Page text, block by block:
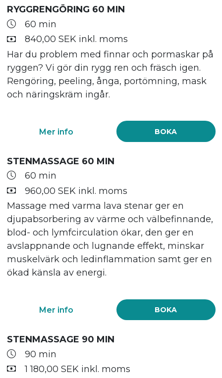
RYGGRENGÖRING 60 MIN
60 min
840,00 SEK inkl. moms
Har du problem med finnar och pormaskar på
ryggen? Vi gör din rygg ren och fräsch igen.
Rengöring, peeling, ånga, portömning, mask
och näringskräm ingår.
BOKA
Mer info
STENMASSAGE 60 MIN
60 min
960,00 SEK inkl. moms
Massage med varma lava stenar ger en
djupabsorbering av värme och välbefinnande,
blod- och lymfcirculation ökar, den ger en
avslappnande och lugnande effekt, minskar
muskelvärk och ledinflammation samt ger en
ökad känsla av energi.
BOKA
Mer info
STENMASSAGE 90 MIN
90 min
1 180,00 SEK inkl. moms